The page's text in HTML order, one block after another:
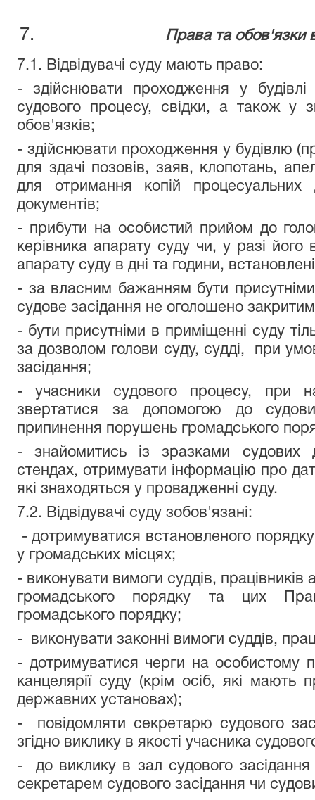
Права та обов'язки
7.1. Відвідувачі суду мають право:
- здійснювати проходження у
судового процесу, свідки, а також у
обов'язків;
- здійснювати проходження у будівлю
для здачі позовів, заяв, клопотань,
для отримання копій процесуальних
документів;
- прибути на особистий прийом до
керівника апарату суду чи, у разі його
апарату суду в дні та години,
- за власним бажанням бути
судове засідання не оголошено
- бути присутніми в приміщенні суду
за дозволом голови суду, судді, при
засідання;
- учасники судового процесу, при
звертатися за допомогою до
припинення порушень громадського
- знайомитись із зразками судових
стендах, отримувати інформацію про
які знаходяться у провадженні суду.
7.2. Відвідувачі суду зобов'язані:
- дотримуватися встановленого порядку
у громадських місцях;
- виконувати вимоги суддів,
громадського порядку та цих
громадського порядку;
- виконувати законні вимоги суддів,
- дотримуватися черги на особистому
канцелярії суду (крім осіб, які
державних установах);
- повідомляти секретарю судового
згідно виклику в якості учасника
- до виклику в зал судового засідання
секретарем судового засідання чи